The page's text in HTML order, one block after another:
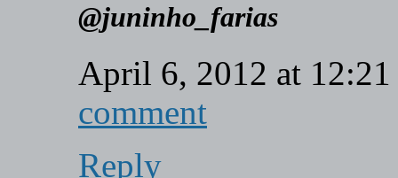
@juninho_farias
April 6, 2012 at
comment
Reply